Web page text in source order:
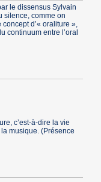
le dissensus Sylvain
silence, comme on
concept d’« oraliture »,
continuum entre l’oral
c’est-à-dire la vie
la musique. (Présence